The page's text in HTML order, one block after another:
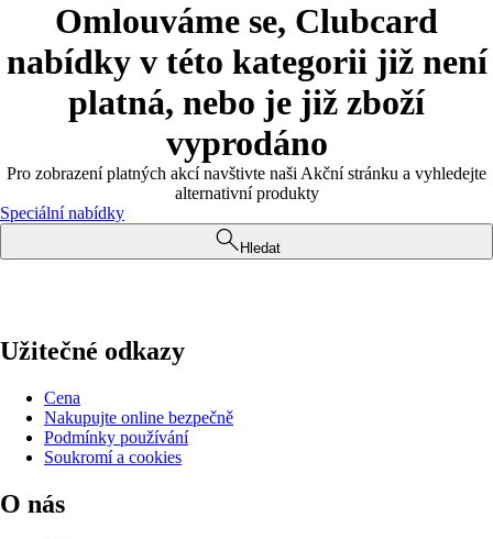
Omlouváme se, Clubcard
nabídky v této kategorii již není
platná, nebo je již zboží
vyprodáno
Pro zobrazení platných akcí navštivte naši Akční stránku a vyhledejte
alternativní produkty
Speciální nabídky
Hledat
Užitečné odkazy
Cena
Nakupujte online bezpečně
Podmínky používání
Soukromí a cookies
O nás